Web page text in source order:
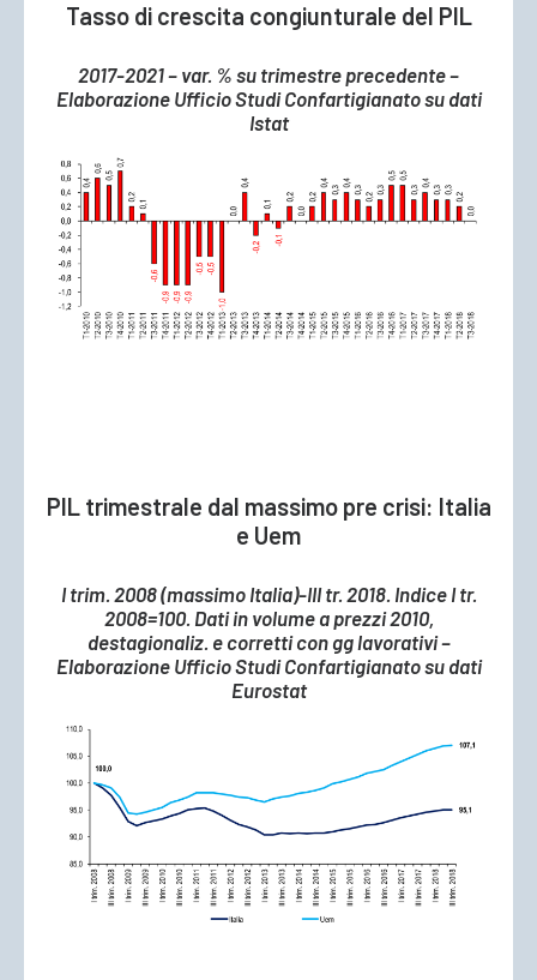
Tasso di crescita congiunturale del PIL
2017-2021 – var. % su trimestre precedente –
Elaborazione Ufficio Studi Confartigianato su dati
Istat
PIL trimestrale dal massimo pre crisi: Italia
e Uem
I trim. 2008 (massimo Italia)-III tr. 2018. Indice I tr.
2008=100. Dati in volume a prezzi 2010,
destagionaliz. e corretti con gg lavorativi –
Elaborazione Ufficio Studi Confartigianato su dati
Eurostat